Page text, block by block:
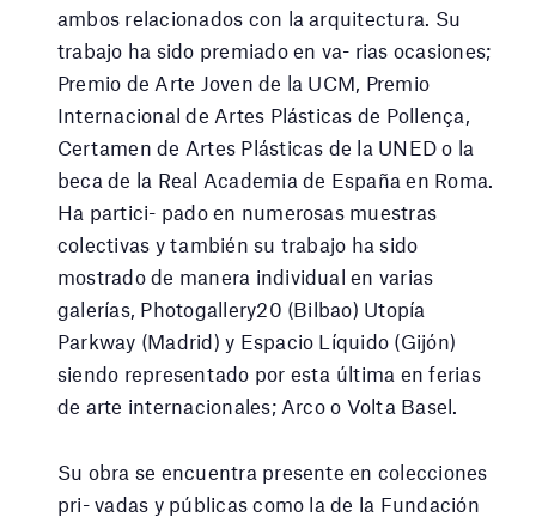
ambos relacionados con la arquitectura. Su
trabajo ha sido premiado en va- rias ocasiones;
Premio de Arte Joven de la UCM, Premio
Internacional de Artes Plásticas de Pollença,
Certamen de Artes Plásticas de la UNED o la
beca de la Real Academia de España en Roma.
Ha partici- pado en numerosas muestras
colectivas y también su trabajo ha sido
mostrado de manera individual en varias
galerías, Photogallery20 (Bilbao) Utopía
Parkway (Madrid) y Espacio Líquido (Gijón)
siendo representado por esta última en ferias
de arte internacionales; Arco o Volta Basel.
Su obra se encuentra presente en colecciones
pri- vadas y públicas como la de la Fundación